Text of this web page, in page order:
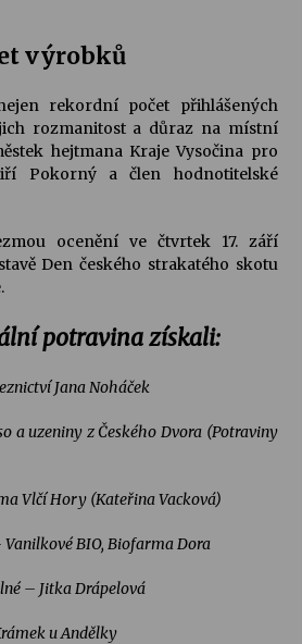
2026
Čapka
2026
– Malovaný svět
výrobků
rekordní počet přihlášených
rozmanitost a důraz na místní
hejtmana Kraje Vysočina pro
Pokorný a člen hodnotitelské
ocenění ve čtvrtek 17. září
Den českého strakatého skotu
potravina získali:
Jana Noháček
a uzeniny z Českého Dvora (Potraviny
Vlčí Hory (Kateřina Vacková)
BIO, Biofarma Dora
– Jitka Drápelová
u Andělky